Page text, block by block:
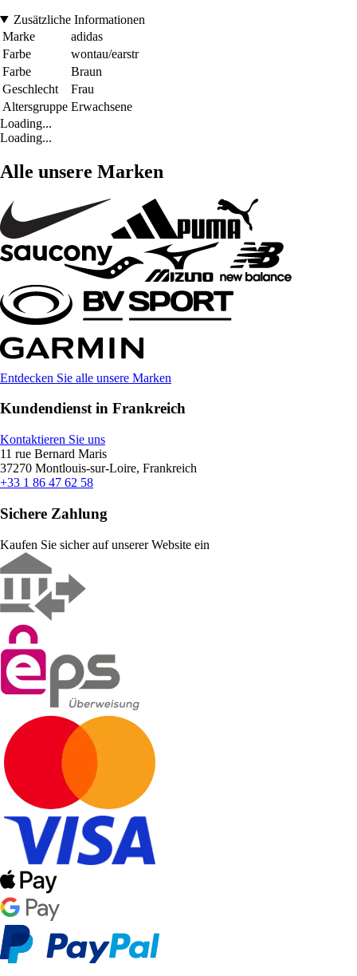
Zusätzliche Informationen
Marke
adidas
Farbe
wontau/earstr
Farbe
Braun
Geschlecht
Frau
Altersgruppe Erwachsene
Loading...
Loading...
Alle unsere Marken
Entdecken Sie alle unsere Marken
Kundendienst in Frankreich
Kontaktieren Sie uns
11 rue Bernard Maris
37270 Montlouis-sur-Loire, Frankreich
+33 1 86 47 62 58
Sichere Zahlung
Kaufen Sie sicher auf unserer Website ein